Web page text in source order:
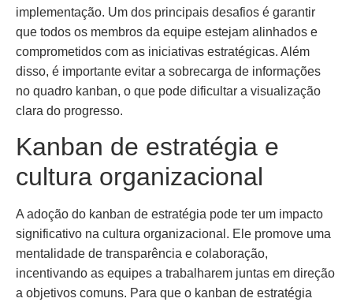
implementação. Um dos principais desafios é garantir
que todos os membros da equipe estejam alinhados e
comprometidos com as iniciativas estratégicas. Além
disso, é importante evitar a sobrecarga de informações
no quadro kanban, o que pode dificultar a visualização
clara do progresso.
Kanban de estratégia e
cultura organizacional
A adoção do kanban de estratégia pode ter um impacto
significativo na cultura organizacional. Ele promove uma
mentalidade de transparência e colaboração,
incentivando as equipes a trabalharem juntas em direção
a objetivos comuns. Para que o kanban de estratégia